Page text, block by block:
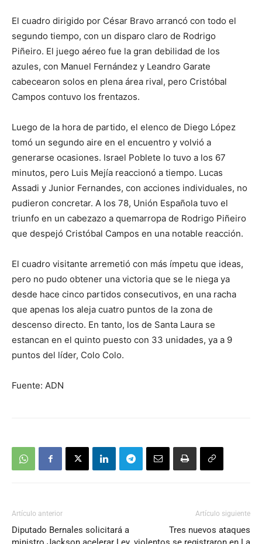
El cuadro dirigido por César Bravo arrancó con todo el
segundo tiempo, con un disparo claro de Rodrigo
Piñeiro. El juego aéreo fue la gran debilidad de los
azules, con Manuel Fernández y Leandro Garate
cabecearon solos en plena área rival, pero Cristóbal
Campos contuvo los frentazos.
Luego de la hora de partido, el elenco de Diego López
tomó un segundo aire en el encuentro y volvió a
generarse ocasiones. Israel Poblete lo tuvo a los 67
minutos, pero Luis Mejía reaccionó a tiempo. Lucas
Assadi y Junior Fernandes, con acciones individuales, no
pudieron concretar. A los 78, Unión Española tuvo el
triunfo en un cabezazo a quemarropa de Rodrigo Piñeiro
que despejó Cristóbal Campos en una notable reacción.
El cuadro visitante arremetió con más ímpetu que ideas,
pero no pudo obtener una victoria que se le niega ya
desde hace cinco partidos consecutivos, en una racha
que apenas los aleja cuatro puntos de la zona de
descenso directo. En tanto, los de Santa Laura se
estancan en el quinto puesto con 33 unidades, ya a 9
puntos del líder, Colo Colo.
Fuente: ADN
Artículo anterior
Diputado Bernales solicitará a
Artículo siguiente
Tres nuevos ataques